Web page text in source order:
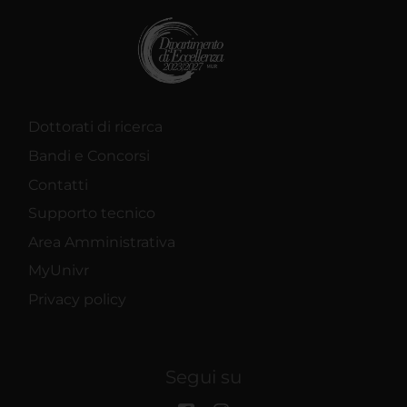
Dottorati di ricerca
Bandi e Concorsi
Contatti
Supporto tecnico
Area Amministrativa
MyUnivr
Privacy policy
Segui su